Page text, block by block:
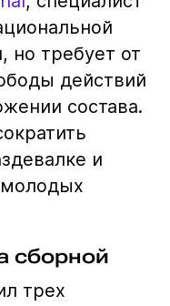
но требует от
действий
состава.
и
молодых
сборной
трех